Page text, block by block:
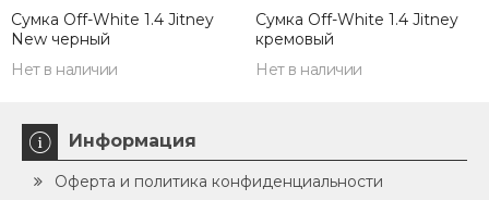
Сумка Off-White 1.4 Jitney
New черный
Нет в наличии
Сумка Off-White 1.4 Jitney
кремовый
Нет в наличии
Информация
Оферта и политика конфиденциальности